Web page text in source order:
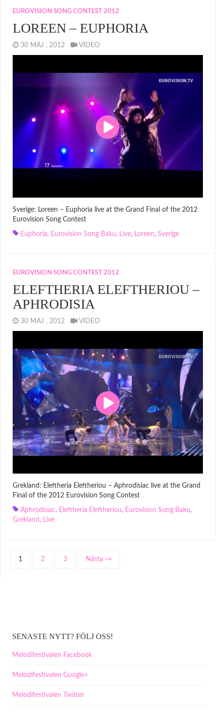
EUROVISION SONG CONTEST 2012
LOREEN – EUPHORIA
30 MAJ , 2012 VIDEO
Sverige: Loreen – Euphoria live at the Grand Final of the 2012
Eurovision Song Contest
Euphoria, Eurovision Song Baku, Live, Loreen, Sverige
EUROVISION SONG CONTEST 2012
ELEFTHERIA ELEFTHERIOU –
APHRODISIA
30 MAJ , 2012 VIDEO
Grekland: Eleftheria Eleftheriou – Aphrodisiac live at the Grand
Final of the 2012 Eurovision Song Contest
Aphrodisiac, Eleftheria Eleftheriou, Eurovision Song Baku,
Grekland , Live
1 2 3 Nästa →
SENASTE NYTT? FÖLJ OSS!
Melodifestivalen Facebook
Melodifestivalen Google+
Melodifestivalen Twitter